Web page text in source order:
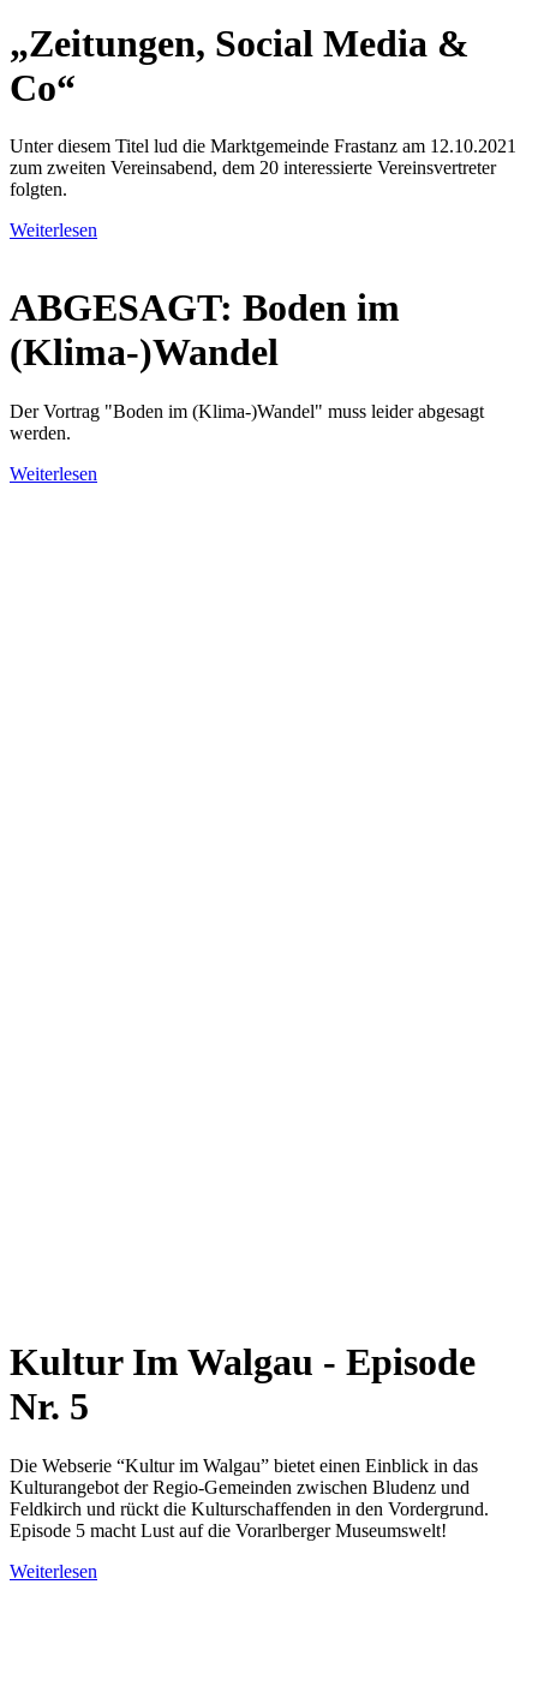
„Zeitungen, Social Media &
Co“
Unter diesem Titel lud die Marktgemeinde Frastanz am 12.10.2021
zum zweiten Vereinsabend, dem 20 interessierte Vereinsvertreter
folgten.
Weiterlesen
ABGESAGT: Boden im
(Klima-)Wandel
Der Vortrag "Boden im (Klima-)Wandel" muss leider abgesagt
werden.
Weiterlesen
Kultur Im Walgau - Episode
Nr. 5
Die Webserie “Kultur im Walgau” bietet einen Einblick in das
Kulturangebot der Regio-Gemeinden zwischen Bludenz und
Feldkirch und rückt die Kulturschaffenden in den Vordergrund.
Episode 5 macht Lust auf die Vorarlberger Museumswelt!
Weiterlesen